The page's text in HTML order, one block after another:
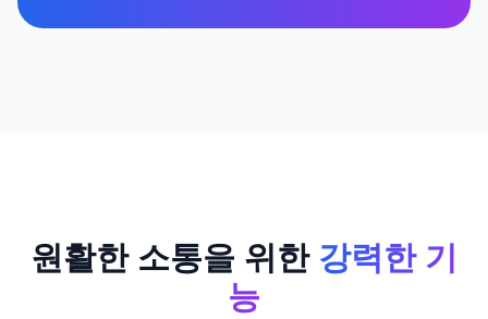
원활한 소통을 위한 강력한 기
능